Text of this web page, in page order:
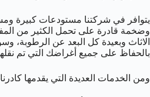
يتوافر في شركتنا مستودعات كبيرة
وضخمة قادرة على تحمل الكثير من
الاثاث وبعيدة كل البعد عن الرطوبة،
بالحفاظ على جميع أغراضك التي تم
ومن الخدمات العديدة التي يقدمها